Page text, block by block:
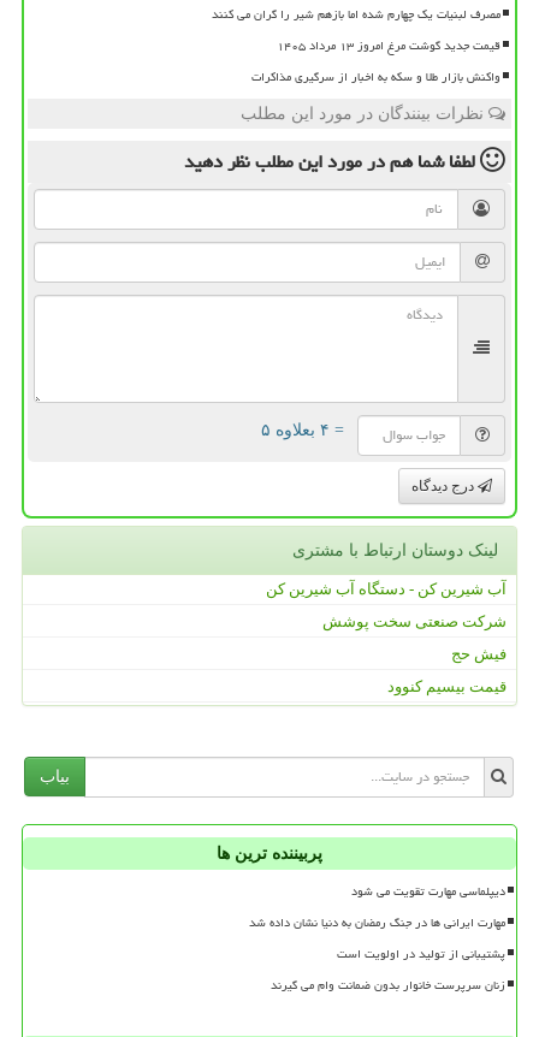
مصرف لبنیات یک چهارم شده اما بازهم شیر را گران می کنند
قیمت جدید گوشت مرغ امروز ۱۳ مرداد ۱۴۰۵
واکنش بازار طلا و سکه به اخبار از سرگیری مذاکرات
نظرات بینندگان در مورد این مطلب
لطفا شما همدر مورد این مطلبنظر دهید
= ۴ بعلاوه ۵
درج دیدگاه
لینک دوستان ارتباط با مشتری
آب شیرین کن - دستگاه آب شیرین کن
شرکت صنعتی سخت پوشش
فیش حج
قیمت بیسیم کنوود
بیاب
پربیننده ترین ها
دیپلماسی مهارت تقویت می شود
مهارت ایرانی ها در جنگ رمضان به دنیا نشان داده شد
پشتیبانی از تولید در اولویت است
زنان سرپرست خانوار بدون ضمانت وام می گیرند